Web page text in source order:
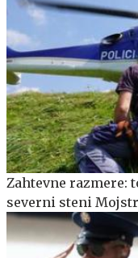
Zahtevne razmere:
severni steni